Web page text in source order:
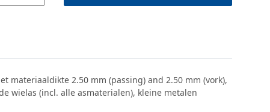
2.50 mm (passing) and 2.50 mm (vork),
wielas (incl. alle asmaterialen), kleine metalen